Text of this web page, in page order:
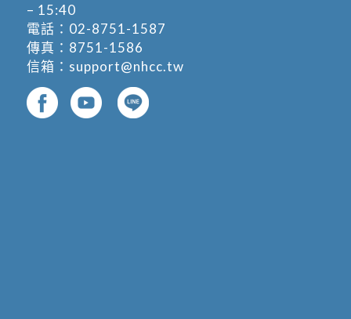
– 15:40
電話： 02-8751-1587
傳真：8751-1586
信箱： support@nhcc.tw